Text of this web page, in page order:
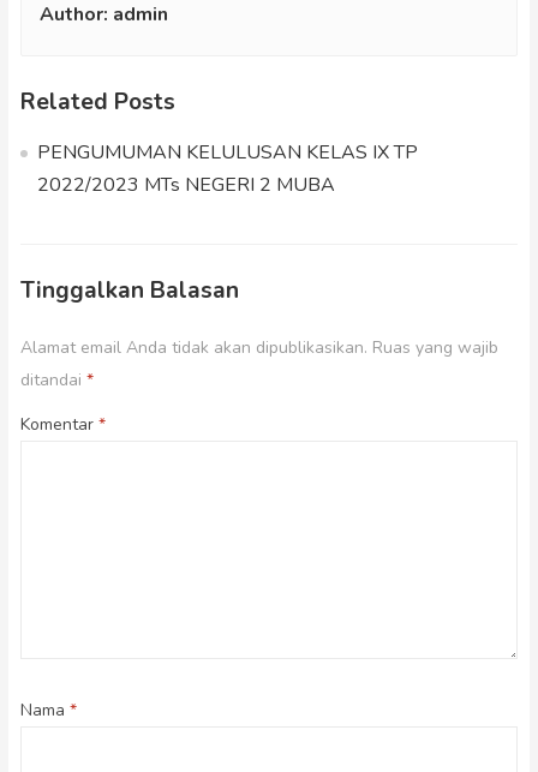
Author: admin
Related Posts
PENGUMUMAN KELULUSAN KELAS IX TP
2022/2023 MTs NEGERI 2 MUBA
Tinggalkan Balasan
Alamat email Anda tidak akan dipublikasikan. Ruas yang wajib
ditandai *
Komentar *
Nama *